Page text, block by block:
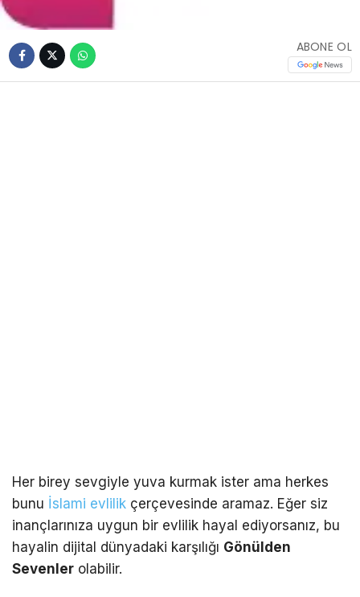
ABONE OL
Her birey sevgiyle yuva kurmak ister ama herkes
bunu İslami evlilik çerçevesinde aramaz. Eğer siz
inançlarınıza uygun bir evlilik hayal ediyorsanız, bu
hayalin dijital dünyadaki karşılığı Gönülden
Sevenler olabilir.